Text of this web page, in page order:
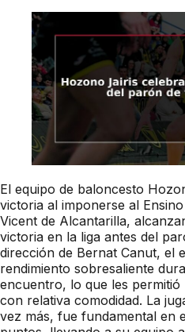
El equipo de baloncesto
victoria al imponerse al
Vicent de Alcantarilla,
victoria en la liga antes del
dirección de Bernat Canut, el
rendimiento sobresaliente
encuentro, lo que les
con relativa comodidad. La
vez más, fue fundamental en